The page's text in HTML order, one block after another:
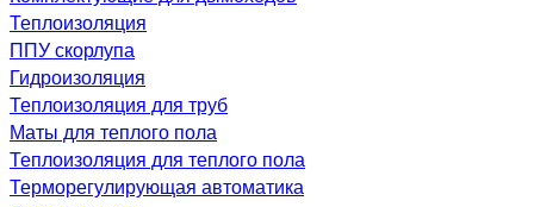
Теплоизоляция
ППУ скорлупа
Гидроизоляция
Теплоизоляция для труб
Маты для теплого пола
Теплоизоляция для теплого пола
Терморегулирующая автоматика